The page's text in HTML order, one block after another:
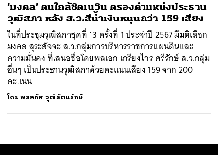
‘มงคล’ คนใกล้ชิดเนวิน ครองตำแหน่งประธาน
วุฒิสภา หลัง ส.ว.สีน้ำเงินหนุนกว่า 159 เสียง
ในที่ประชุมวุฒิสภาชุดที่ 13 ครั้งที่ 1 ประจำปี 2567 มีมติเลือก
มงคล สุระสัจจะ ส.ว.กลุ่มการบริหารราชการแผ่นดินและ
ความมั่นคง ที่เสนอชื่อโดยพลเอก เกรียงไกร ศรีรักษ์ ส.ว.กลุ่ม
อื่นๆ เป็นประธานวุฒิสภาด้วยคะแนนเสียง 159 จาก 200
คะแนน
โดยพรลภัส วุฒิรัตนรักษ์